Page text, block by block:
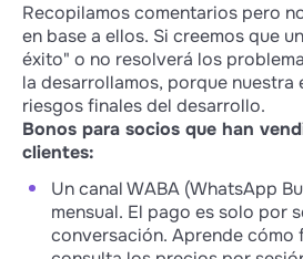
Recopilamos comentarios pero
en base a ellos. Si creemos que
éxito" o no resolverá los
la desarrollamos, porque nuestra
riesgos finales del desarrollo.
Bonos para socios que han
clientes:
Un canal WABA (WhatsApp
mensual. El pago es solo por
conversación. Aprende cómo